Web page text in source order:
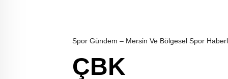
Spor Gündem – Mersin Ve Bölgesel Spor
ÇBK